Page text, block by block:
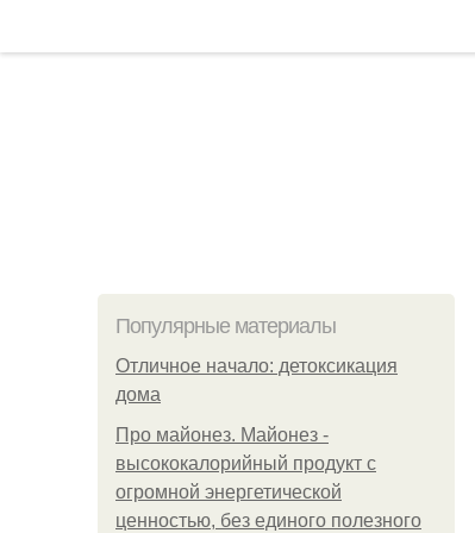
Популярные материалы
Отличное начало: детоксикация
дома
Про майонез. Майонез -
высококалорийный продукт с
огромной энергетической
ценностью, без единого полезного